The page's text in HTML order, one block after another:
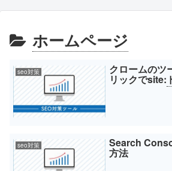
ホームページ
seo対策 クロームのツ
リックでsite:
seo対策 Search
方法